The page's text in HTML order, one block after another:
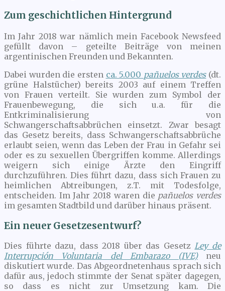
Zum geschichtlichen Hintergrund
Im Jahr 2018 war nämlich mein Facebook Newsfeed
gefüllt davon – geteilte Beiträge von meinen
argentinischen Freunden und Bekannten.
Dabei wurden die ersten ca. 5.000 pañuelos verdes(dt.
grüne Halstücher) bereits 2003 auf einem Treffen
von Frauen verteilt. Sie wurden zum Symbol der
Frauenbewegung, die sich u.a. für die
Entkriminalisierung von
Schwangerschaftsabbrüchen einsetzt. Zwar besagt
das Gesetz bereits, dass Schwangerschaftsabbrüche
erlaubt seien, wenn das Leben der Frau in Gefahr sei
oder es zu sexuellen Übergriffen komme. Allerdings
weigern sich einige Ärzte den Eingriff
durchzuführen. Dies führt dazu, dass sich Frauen zu
heimlichen Abtreibungen, z.T. mit Todesfolge,
entscheiden. Im Jahr 2018 waren die pañuelos verdes
im gesamten Stadtbild und darüber hinaus präsent.
Ein neuer Gesetzesentwurf?
Dies führte dazu, dass 2018 über das GesetzLey de
Interrupción Voluntaria del Embarazo (IVE)neu
diskutiert wurde. Das Abgeordnetenhaus sprach sich
dafür aus, jedoch stimmte der Senat später dagegen,
so dass es nicht zur Umsetzung kam. Die